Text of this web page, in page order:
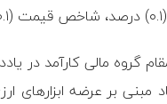
گروه مالی کارآمد در
مبنی بر عرضه ابزارهای